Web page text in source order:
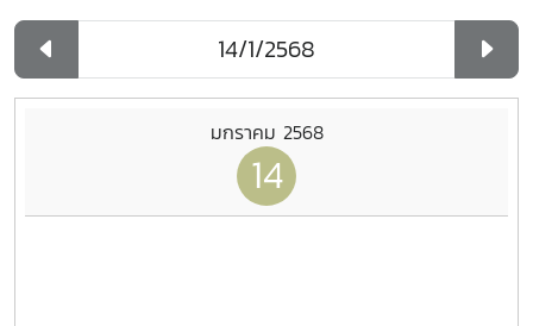
มกราคม 2568
14